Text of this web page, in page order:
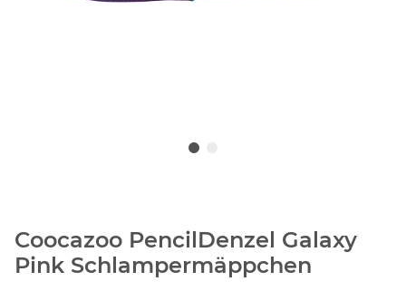
Coocazoo PencilDenzel Galaxy
Pink Schlampermäppchen